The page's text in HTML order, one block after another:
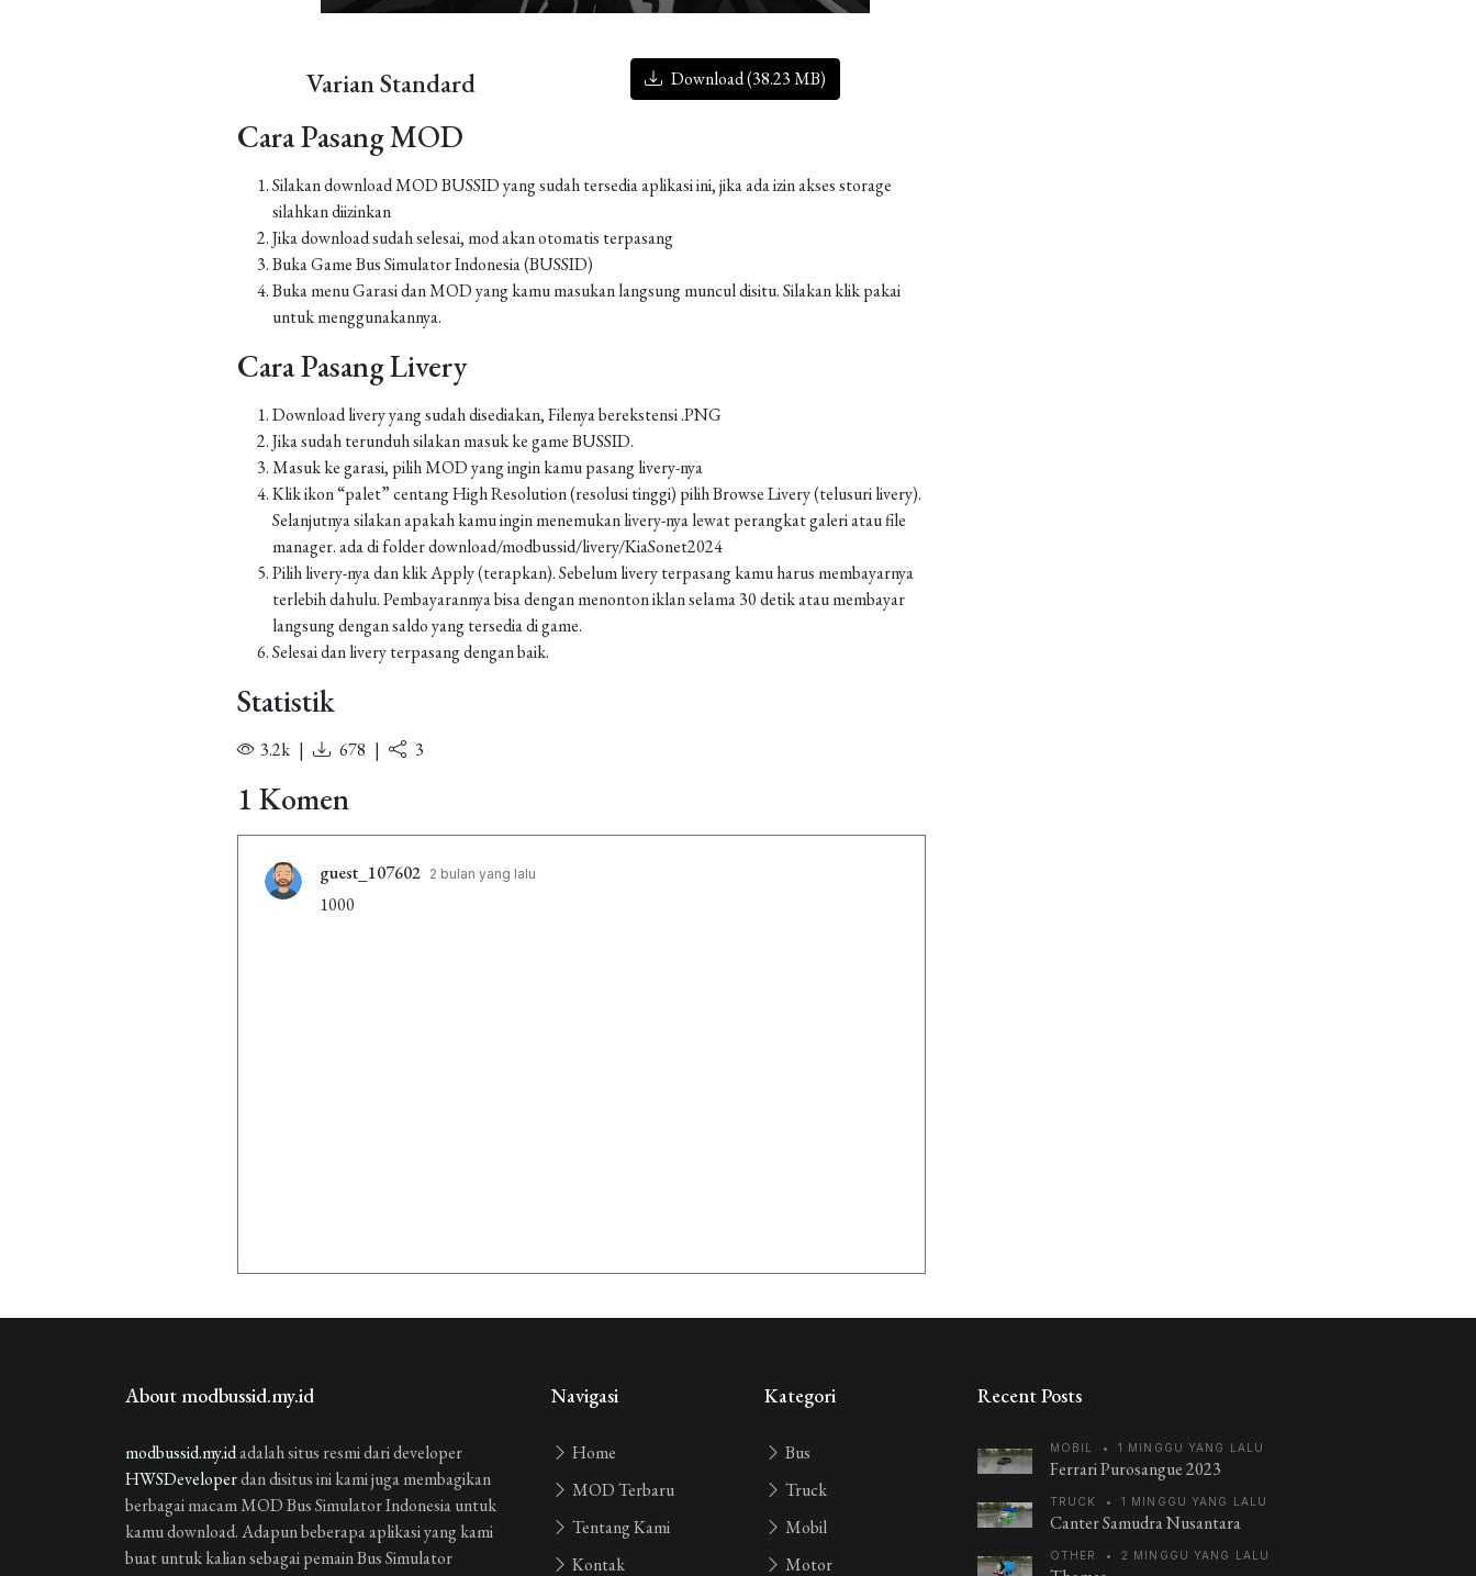
Varian Standard Download (38.23 MB)
Cara Pasang MOD
Silakan download MOD BUSSID yang sudah tersedia aplikasi ini, jika ada izin akses storage
silahkan diizinkan
Jika download sudah selesai, mod akan otomatis terpasang
Buka Game Bus Simulator Indonesia (BUSSID)
Buka menu Garasi dan MOD yang kamu masukan langsung muncul disitu. Silakan klik pakai
untuk menggunakannya.
Cara Pasang Livery
Download livery yang sudah disediakan, Filenya berekstensi .PNG
Jika sudah terunduh silakan masuk ke game BUSSID.
Masuk ke garasi, pilih MOD yang ingin kamu pasang livery-nya
Klik ikon “palet” centang High Resolution (resolusi tinggi) pilih Browse Livery (telusuri livery).
Selanjutnya silakan apakah kamu ingin menemukan livery-nya lewat perangkat galeri atau file
manager. ada di folder download/modbussid/livery/KiaSonet2024
Pilih livery-nya dan klik Apply (terapkan). Sebelum livery terpasang kamu harus membayarnya
terlebih dahulu. Pembayarannya bisa dengan menonton iklan selama 30 detik atau membayar
langsung dengan saldo yang tersedia di game.
Selesai dan livery terpasang dengan baik.
Statistik
3.2k | 678 | 3
1 Komen
guest_107602 2 bulan yang lalu
1000
About modbussid.my.id
modbussid.my.idadalah situs resmi dari developer
HWSDeveloperdan disitus ini kami juga membagikan
berbagai macam MOD Bus Simulator Indonesia untuk
kamu download. Adapun beberapa aplikasi yang kami
buat untuk kalian sebagai pemain Bus Simulator
Navigasi
Home
MOD Terbaru
Tentang Kami
Kontak
Kategori
Bus
Truck
Mobil
Motor
Recent Posts
MOBIL • 1 MINGGU YANG LALU
Ferrari Purosangue 2023
TRUCK • 1 MINGGU YANG LALU
Canter Samudra Nusantara
OTHER • 2 MINGGU YANG LALU